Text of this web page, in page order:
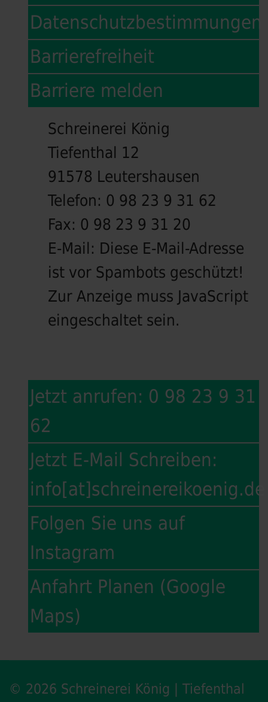
Datenschutzbestimmungen
Barrierefreiheit
Barriere melden
Schreinerei König
Tiefenthal 12
91578 Leutershausen
Telefon: 0 98 23 9 31 62
Fax: 0 98 23 9 31 20
E-Mail: Diese E-Mail-Adresse
ist vor Spambots geschützt!
Zur Anzeige muss JavaScript
eingeschaltet sein.
Jetzt anrufen: 0 98 23 9 31
62
Jetzt E-Mail Schreiben:
info[at]schreinereikoenig.de
Folgen Sie uns auf
Instagram
Anfahrt Planen (Google
Maps)
© 2026 Schreinerei König | Tiefenthal